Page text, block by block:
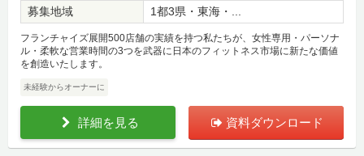
募集地域
1都3県・東海・...
フランチャイズ展開500店舗の実績を持つ私たちが、女性専用・パーソナ
ル・柔軟な営業時間の3つを武器に日本のフィットネス市場に新たな価値
を創造いたします。
未経験からオーナーに
詳細を見る 資料ダウンロード